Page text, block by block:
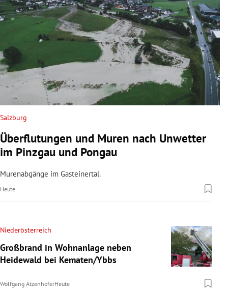
Salzburg
Überflutungen und Muren nach Unwetter
im Pinzgau und Pongau
Murenabgänge im Gasteinertal.
Heute
Niederösterreich
Großbrand in Wohnanlage neben
Heidewald bei Kematen/Ybbs
Wolfgang AtzenhoferHeute